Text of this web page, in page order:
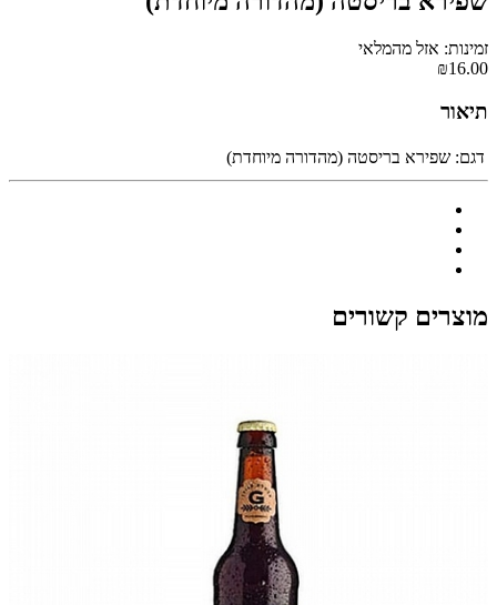
זמינות: אזל מהמלאי
₪16.00
תיאור
דגם: שפירא בריסטה (מהדורה מיוחדת)
מוצרים קשורים